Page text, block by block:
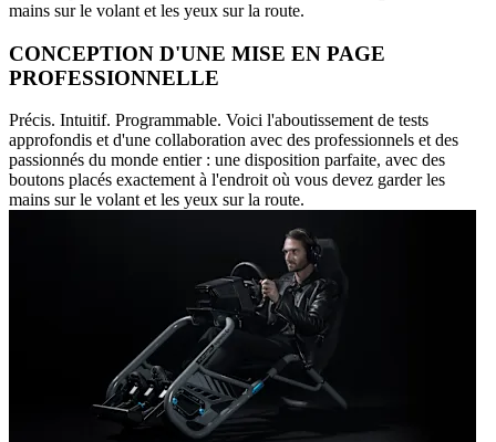
mains sur le volant et les yeux sur la route.
CONCEPTION D'UNE MISE EN PAGE
PROFESSIONNELLE
Précis. Intuitif. Programmable. Voici l'aboutissement de tests
approfondis et d'une collaboration avec des professionnels et des
passionnés du monde entier : une disposition parfaite, avec des
boutons placés exactement à l'endroit où vous devez garder les
mains sur le volant et les yeux sur la route.